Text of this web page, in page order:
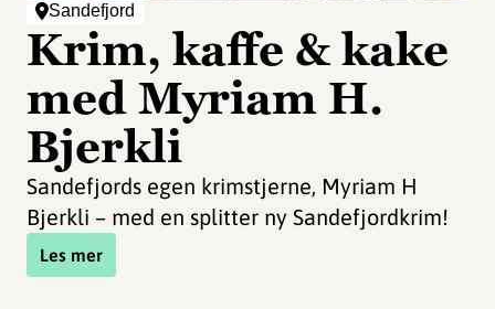
Sandefjord
Krim, kaffe & kake
med Myriam H.
Bjerkli
Sandefjords egen krimstjerne, Myriam H
Bjerkli – med en splitter ny Sandefjordkrim!
Les mer